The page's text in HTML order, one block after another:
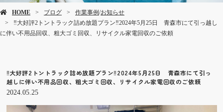
HOME ブログ 作業事例/お知らせ
‼️大好評2トントラック詰め放題プラン‼️2024年5月25日 青森市にて引っ越し
に伴い不用品回収、粗大ゴミ回収、リサイクル家電回収のご依頼
‼️大好評2トントラック詰め放題プラン‼️2024年5月25日 青森市にて引っ
越しに伴い不用品回収、粗大ゴミ回収、リサイクル家電回収のご依頼
2024.05.25